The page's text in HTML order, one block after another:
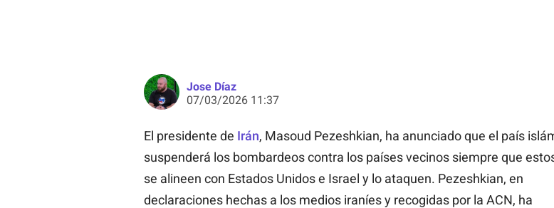
Jose Díaz
07/03/2026 11:37
El presidente de Irán, Masoud Pezeshkian, ha anunciado que el país
suspenderá los bombardeos contra los países vecinos siempre que
se alineen con Estados Unidos e Israel y lo ataquen. Pezeshkian, en
declaraciones hechas a los medios iraníes y recogidas por la ACN, ha